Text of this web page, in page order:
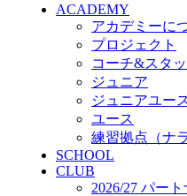
ACADEMY
アカデミーに
プロジェクト
コーチ&スタ
ジュニア
ジュニアユー
ユース
練習拠点（ナ
SCHOOL
CLUB
2026/27 パー